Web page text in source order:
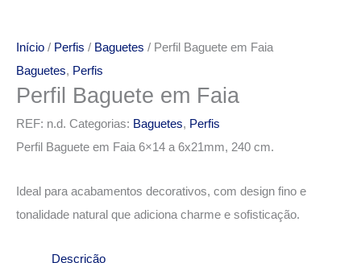
Início / Perfis / Baguetes / Perfil Baguete em Faia
Baguetes, Perfis
Perfil Baguete em Faia
REF: n.d. Categorias: Baguetes, Perfis
Perfil Baguete em Faia 6×14 a 6x21mm, 240 cm.
Ideal para acabamentos decorativos, com design fino e
tonalidade natural que adiciona charme e sofisticação.
Descrição